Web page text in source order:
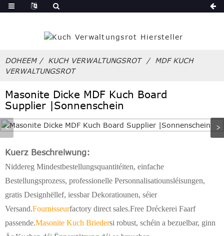
DOHEEM KUCH VERWALTUNGSROT
MDF KUCH
VERWALTUNGSROT
Masonite Dicke MDF Kuch Board
Supplier |Sonnenschein
Kuerz Beschreiwung:
Niddereg Mindestbestellungsquantitéiten, einfache
Bestellungsprozess, professionelle Personnalisatiounsléisungen,
gratis Designhëllef, iessbar Dekoratiounen, séier
Versand.Fournisseurfactory direct sales.Free Dréckerei Faarf
passende.Masonite Kuch Briedersi robust, schéin a bezuelbar, ginn